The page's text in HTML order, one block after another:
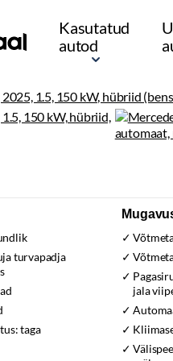
Kasutatud
autod
turvapadja
taga
jala